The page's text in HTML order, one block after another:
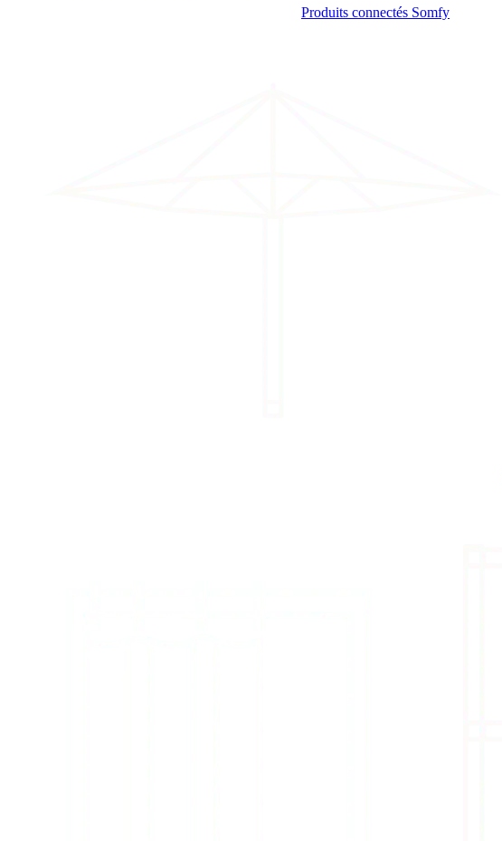
Produits connectés Somfy